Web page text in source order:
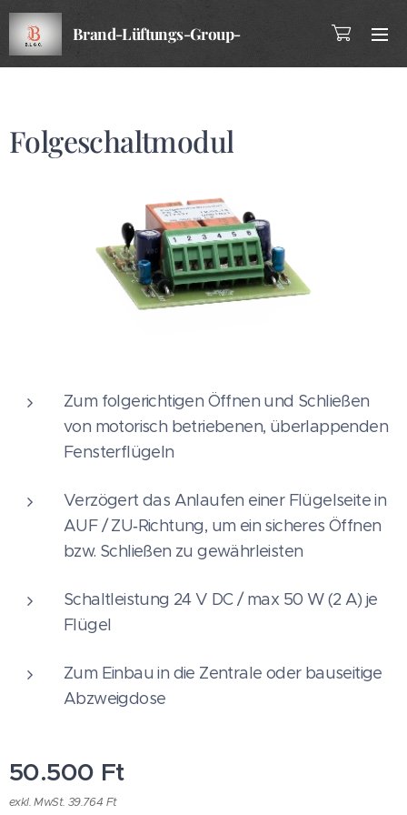
Brand-Lüftungs-Group-
Folgeschaltmodul
Zum folgerichtigen Öffnen und Schließen
von motorisch betriebenen, überlappenden
Fensterflügeln
Verzögert das Anlaufen einer Flügelseite in
AUF / ZU‑Richtung, um ein sicheres Öffnen
bzw. Schließen zu gewährleisten
Schaltleistung 24 V DC / max 50 W (2 A) je
Flügel
Zum Einbau in die Zentrale oder bauseitige
Abzweigdose
50.500 Ft
exkl. MwSt. 39.764 Ft